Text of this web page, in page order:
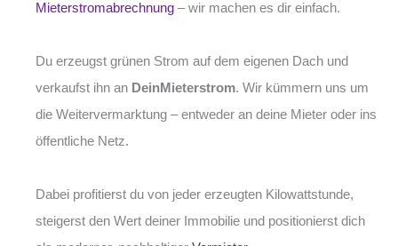
Mieterstromabrechnung – wir machen es dir einfach.
Du erzeugst grünen Strom auf dem eigenen Dach und
verkaufst ihn an DeinMieterstrom. Wir kümmern uns um
die Weitervermarktung – entweder an deine Mieter oder ins
öffentliche Netz.
Dabei profitierst du von jeder erzeugten Kilowattstunde,
steigerst den Wert deiner Immobilie und positionierst dich